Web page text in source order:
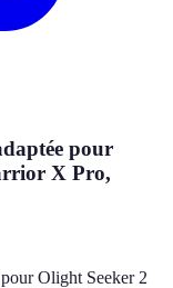
pour
X Pro,